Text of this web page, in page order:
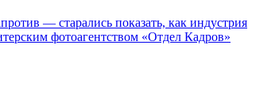
— старались показать, как индустрия
фотоагентством «Отдел Кадров»